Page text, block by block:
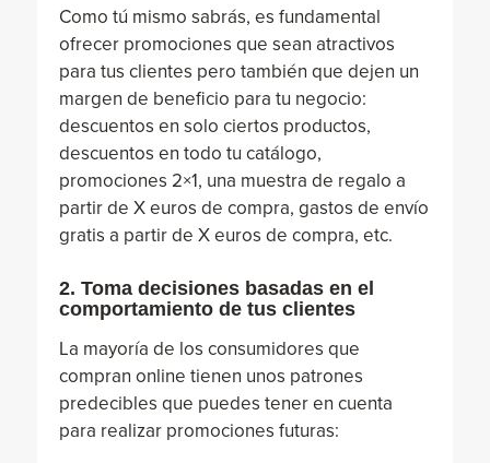
Como tú mismo sabrás, es fundamental
ofrecer promociones que sean atractivos
para tus clientes pero también que dejen un
margen de beneficio para tu negocio:
descuentos en solo ciertos productos,
descuentos en todo tu catálogo,
promociones 2×1, una muestra de regalo a
partir de X euros de compra, gastos de envío
gratis a partir de X euros de compra, etc.
2. Toma decisiones basadas en el
comportamiento de tus clientes
La mayoría de los consumidores que
compran online tienen unos patrones
predecibles que puedes tener en cuenta
para realizar promociones futuras: